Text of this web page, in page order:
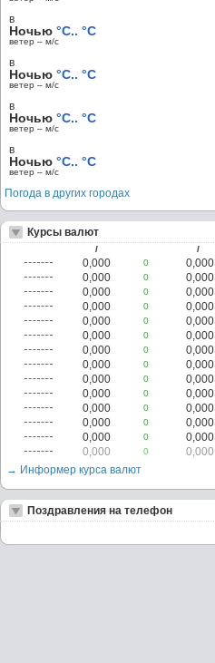
в
Ночью °C.. °C
ветер – м/c
в
Ночью °C.. °C
ветер – м/c
в
Ночью °C.. °C
ветер – м/c
в
Ночью °C.. °C
ветер – м/c
Погода в других городах
Курсы валют
/ /
0,000 0
0,000
0,000
0
0,000
0,000
0
0,000
0,000
0
0,000
0,000
0
0,000
0,000
0
0,000
0,000
0
0,000
0,000
0
0,000
0,000
0
0,000
0,000
0
0,000
0,000
0
0,000
0,000
0
0,000
0,000
0
0,000
0,000
0
0,000
→ Информер курса валют
Поздравления на телефон